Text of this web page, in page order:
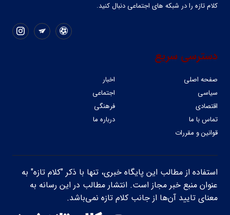
کلام تازه را در شبکه ‌های اجتماعی دنبال کنید.
دسترسی سریع
صفحه اصلی
اخبار
سیاسی
اجتماعی
اقتصادی
فرهنگی
تماس با ما
درباره ما
قوانین و مقررات
استفاده از مطالب این پایگاه خبری، تنها با ذکر "کلام تازه" به
عنوان منبع خبر مجاز است. انتشار مطالب در این رسانه به
معنای تایید آن‌ها از جانب کلام تازه نمی‌باشد.